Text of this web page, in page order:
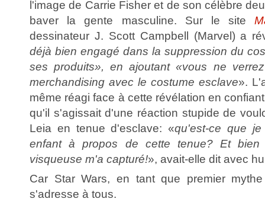
l'image de Carrie Fisher et de son célèbre
baver la gente masculine. Sur le site
dessinateur J. Scott Campbell (Marvel) a
déjà bien engagé dans la suppression du
ses produits»,en ajoutant«vous ne verrez
merchandising avec le costume esclave».
même réagi face à cette révélation en
qu'il s'agissait d'une réaction stupide de
Leia en tenue d'esclave: «qu'est-ce que
enfant à propos de cette tenue? Et bien
visqueuse m'a capturé!», avait-elle dit avec
Car Star Wars, en tant que premier
s'adresse à tous.